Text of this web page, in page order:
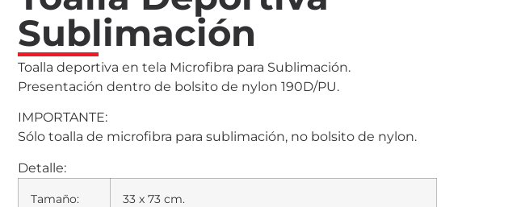
Sublimación
Toalla deportiva en tela Microfibra para Sublimación.
Presentación dentro de bolsito de nylon 190D/PU.
IMPORTANTE:
Sólo toalla de microfibra para sublimación, no bolsito de nylon.
Detalle:
Tamaño: 33 x 73 cm.